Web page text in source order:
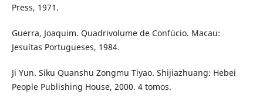
Press, 1971.
Guerra, Joaquim. Quadrivolume de Confúcio. Macau:
Jesuítas Portugueses, 1984.
Ji Yun. Siku Quanshu Zongmu Tiyao. Shijiazhuang: Hebei
People Publishing House, 2000. 4 tomos.